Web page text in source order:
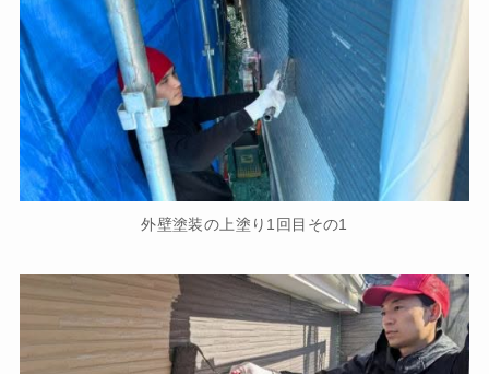
外壁塗装の上塗り1回目その1